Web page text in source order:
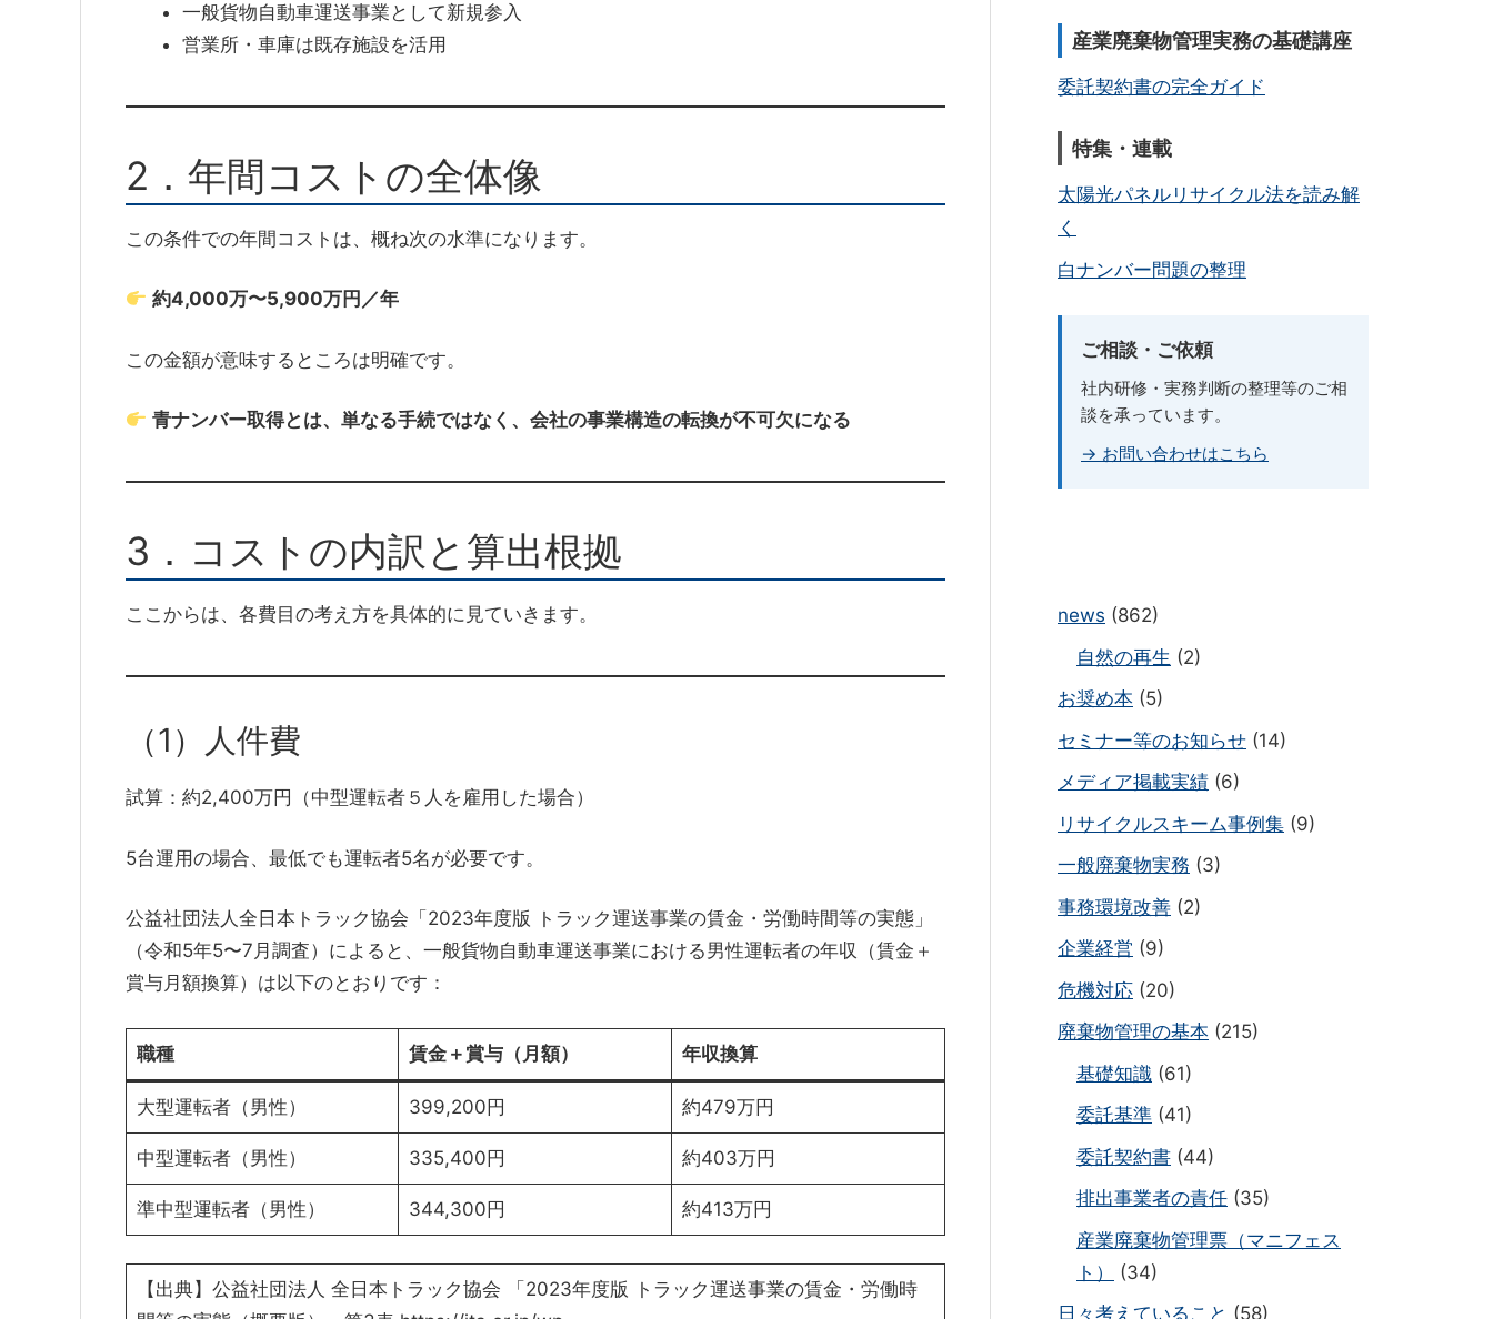
一般貨物自動車運送事業として新規参入
営業所・車庫は既存施設を活用
2．年間コストの全体像
この条件での年間コストは、概ね次の水準になります。
約4,000万〜5,900万円／年
この金額が意味するところは明確です。
青ナンバー取得とは、単なる手続ではなく、会社の事業構造の転換が不可欠になる
3．コストの内訳と算出根拠
ここからは、各費目の考え方を具体的に見ていきます。
（1）人件費
試算：約2,400万円（中型運転者５人を雇用した場合）
5台運用の場合、最低でも運転者5名が必要です。
公益社団法人全日本トラック協会「2023年度版 トラック運送事業の賃金・労働時間等の実態」
（令和5年5〜7月調査）によると、一般貨物自動車運送事業における男性運転者の年収（賃金＋
賞与月額換算）は以下のとおりです：
職種 賃金＋賞与（月額） 年収換算
大型運転者（男性） 399,200円 約479万円
中型運転者（男性） 335,400円 約403万円
準中型運転者（男性） 344,300円 約413万円
【出典】公益社団法人 全日本トラック協会 「2023年度版 トラック運送事業の賃金・労働時
産業廃棄物管理実務の基礎講座
委託契約書の完全ガイド
特集・連載
太陽光パネルリサイクル法を読み解
く
白ナンバー問題の整理
ご相談・ご依頼
社内研修・実務判断の整理等のご相
談を承っています。
→ お問い合わせはこちら
news (862)
自然の再生 (2)
お奨め本 (5)
セミナー等のお知らせ (14)
メディア掲載実績 (6)
リサイクルスキーム事例集 (9)
一般廃棄物実務 (3)
事務環境改善 (2)
企業経営 (9)
危機対応 (20)
廃棄物管理の基本 (215)
基礎知識 (61)
委託基準 (41)
委託契約書 (44)
排出事業者の責任 (35)
産業廃棄物管理票（マニフェス
ト）
(34)
日々考えていること (58)